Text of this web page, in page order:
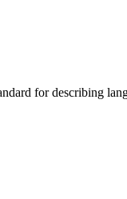
for describing